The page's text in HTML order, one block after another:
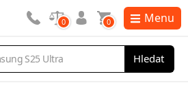
Hledat
0 0 Menu